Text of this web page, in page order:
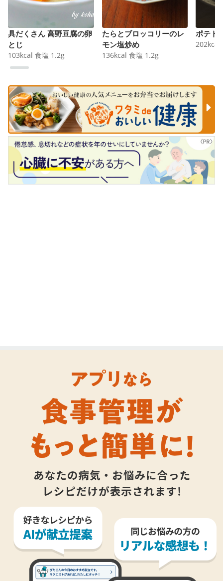
具だくさん 高野豆腐の卵
とじ
103kcal 食塩 1.2g
たらとブロッコリーのレ
モン塩炒め
136kcal 食塩 1.2g
ポテト
202kcal